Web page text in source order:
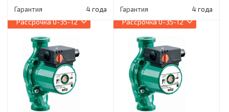
Гарантия 4 года Гарантия 4 года
Рассрочка0-35-12 Рассрочка0-35-12